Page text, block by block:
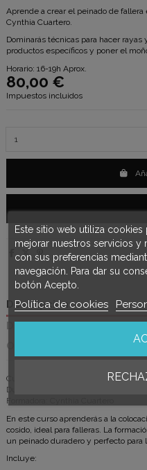
Aprende a crear el peinado de
Cynthia Cuartero.
Dominarás técnicas para hacer
productos específicos y poner el
Horario: 16-19h Aprox.
80,00 €
Impuestos incluidos
Descripción
Detalles del producto
Opiniones
Curso de Moño cosido para Fallera
Duración: 3 horas aproximadamente.
Formadora: Cynthia Cuartero
En este curso aprenderás a la
cosido, ideal para falleras. La
un peinado duradero y perfecto para
Incluye:
Este sitio web utiliza
mejorar nuestros servicios y
con sus preferencias
navegación. Para dar su
botón Acepto.
Política de cookies